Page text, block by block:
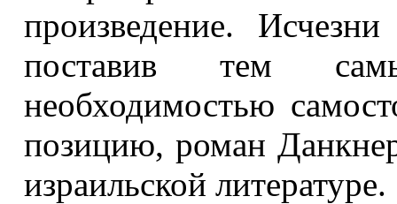
произведение.
поставив тем
необходимостью
позицию, роман
израильской литературе.